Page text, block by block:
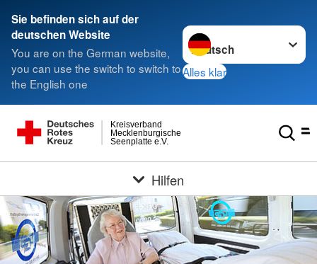
Sie befinden sich auf der
deutschen Website
You are on the German website,
you can use the switch to switch to
the English one
Sprache wechseln zu
Alles klar
Seenplatte e.V.
Mecklenburgische
Kreisverband
Hilfen